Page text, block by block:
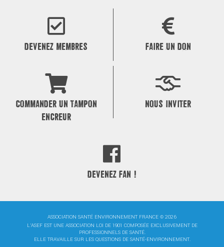
DEVENEZ MEMBRES FAIRE UN DON
COMMANDER UN TAMPON
ENCREUR
NOUS INVITER
DEVENEZ FAN !
ASSOCIATION SANTÉ ENVIRONNEMENT FRANCE © 2026
L'ASEF EST UNE ASSOCIATION LOI DE 1901 COMPOSÉE EXCLUSIVEMENT DE
PROFESSIONNELS DE SANTÉ.
ELLE TRAVAILLE SUR LES QUESTIONS DE SANTÉ-ENVIRONNEMENT.